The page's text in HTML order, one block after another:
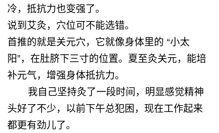
冷，抵抗力也变强了。
说到艾灸，穴位可不能选错。
首推的就是关元穴，它就像身体里的 “小太
阳”，在肚脐下三寸的位置。夏至灸关元，能培
补元气，增强身体抵抗力。
我自己坚持灸了一段时间，明显感觉精神
头好了不少，以前下午总犯困，现在工作起来
都更有劲儿了。